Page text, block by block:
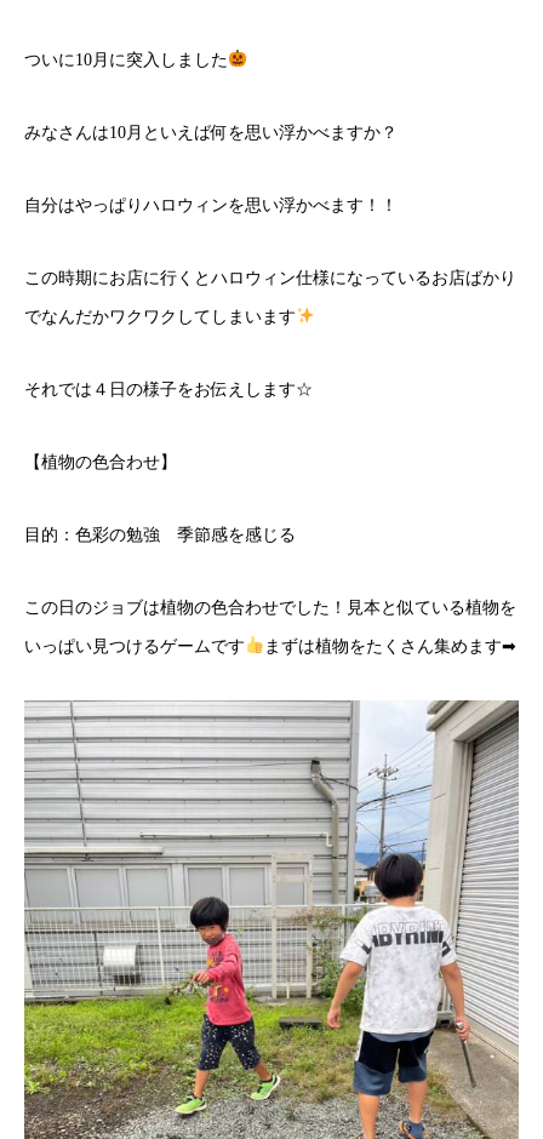
ついに10月に突入しました
みなさんは10月といえば何を思い浮かべますか？
自分はやっぱりハロウィンを思い浮かべます！！
この時期にお店に行くとハロウィン仕様になっているお店ばかり
でなんだかワクワクしてしまいます
それでは４日の様子をお伝えします☆
【植物の色合わせ】
目的：色彩の勉強 季節感を感じる
この日のジョブは植物の色合わせでした！見本と似ている植物を
いっぱい見つけるゲームです まずは植物をたくさん集めます➡